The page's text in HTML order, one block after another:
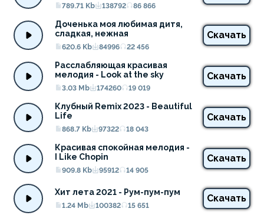
789.71 Kb 138792 86 866
Доченька моя любимая дитя,
сладкая, нежная
620.6 Kb 84996 22 456
Скачать
Расслабляющая красивая
мелодия - Look at the sky
3.03 Mb 174260 19 019
Скачать
Клубный Remix 2023 - Beautiful
Life
868.7 Kb 97322 18 043
Скачать
Красивая спокойная мелодия -
I Like Chopin
909.8 Kb 95912 14 905
Скачать
Хит лета 2021 - Рум-пум-пум
1.24 Mb 100382 15 651
Скачать